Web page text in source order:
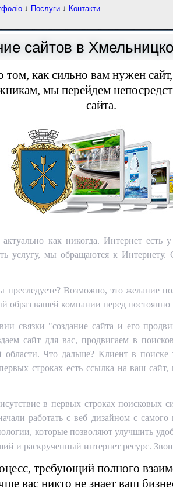
↓ Послуги↓ Контакти
сайтов в
как сильно вам нужен
мы перейдем
сайта.
как никогда. Интернет есть
услугу, мы обращаются к
Возможно, это желание
образ вашей компании перед
связки "создание сайта и его
сайт для вас, продвигаем в
Что дальше? Клиент в поиске
строках есть ссылка на ваш
в первых строках поисковых
работать с веб дизайном с самого
которые позволяют улучшить
и раскрученный интернет ресурс.
требующий полного
вас никто не знает ваш